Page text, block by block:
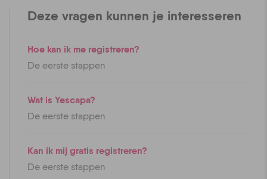
Deze vragen kunnen je interesseren
Hoe kan ik me registreren?
De eerste stappen
Wat is Yescapa?
De eerste stappen
Kan ik mij gratis registreren?
De eerste stappen